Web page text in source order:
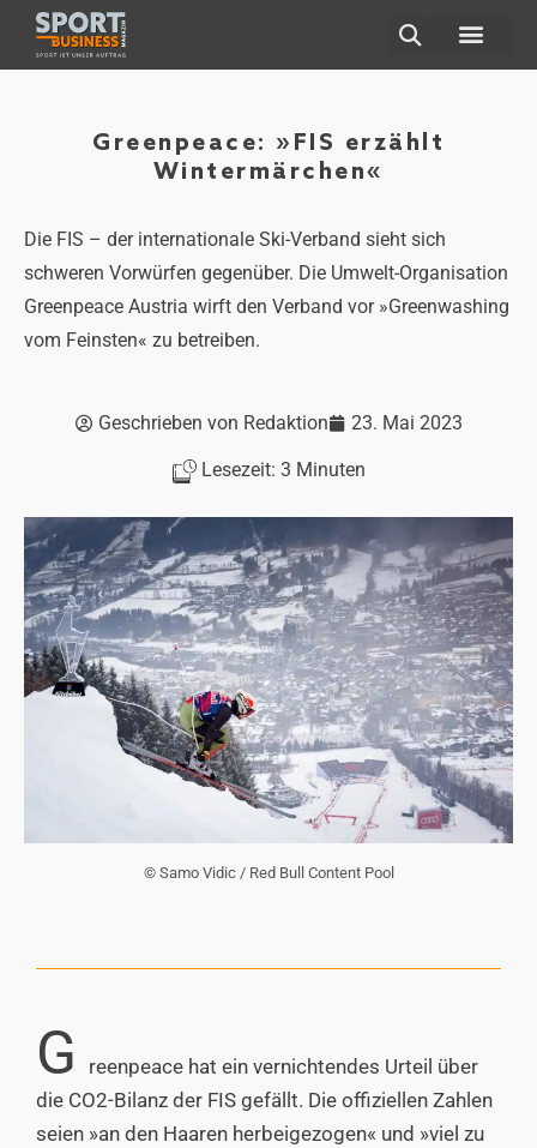
Greenpeace: »FIS erzählt
Wintermärchen«
Die FIS – der internationale Ski-Verband sieht sich
schweren Vorwürfen gegenüber. Die Umwelt-Organisation
Greenpeace Austria wirft den Verband vor »Greenwashing
vom Feinsten« zu betreiben.
Geschrieben von Redaktion 23. Mai 2023
Lesezeit: 3 Minuten
© Samo Vidic / Red Bull Content Pool
G
reenpeace hat ein vernichtendes Urteil über
die CO2-Bilanz der FIS gefällt. Die offiziellen Zahlen
seien »an den Haaren herbeigezogen« und »viel zu